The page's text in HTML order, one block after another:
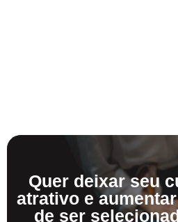
Quer deixar seu
atrativo e
de ser